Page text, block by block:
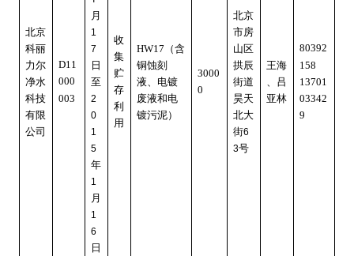
北京
科丽
力尔
净水
科技
有限
公司
D11
000
003
月
1
7
日
至
2
0
1
5
年
1
月
1
6
日
收
集
贮
存
利
用
HW17 （含
铜蚀刻
液、电镀
废液和电
镀污泥）
3000
0
北京
市房
山区
拱辰
街道
昊天
北大
街6
3号
王海
、吕
亚林
80392
158
13701
03342
9